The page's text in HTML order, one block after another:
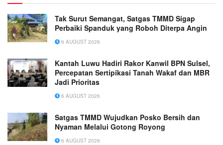
Tak Surut Semangat, Satgas TMMD Sigap
Perbaiki Spanduk yang Roboh Diterpa Angin
6 AUGUST 2026
Kantah Luwu Hadiri Rakor Kanwil BPN Sulsel,
Percepatan Sertipikasi Tanah Wakaf dan MBR
Jadi Prioritas
6 AUGUST 2026
Satgas TMMD Wujudkan Posko Bersih dan
Nyaman Melalui Gotong Royong
6 AUGUST 2026